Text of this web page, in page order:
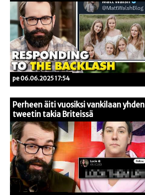
pe 06.06.2025 17:54
Perheen äiti vuosiksi vankilaan yhden
tweetin takia Briteissä